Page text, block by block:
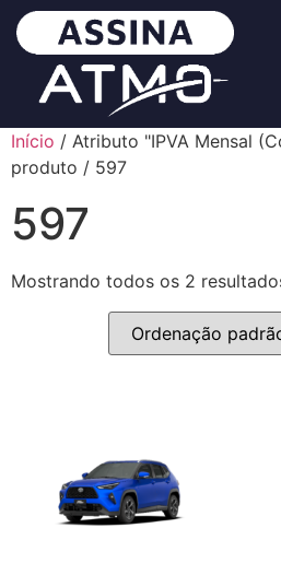
Início / Atributo "IPVA Mensal
produto / 597
597
Mostrando todos os 2